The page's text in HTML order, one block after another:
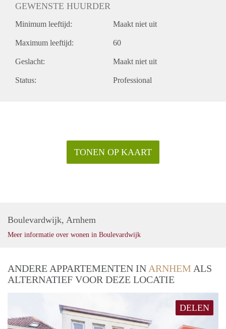
GEWENSTE HUURDER
Minimum leeftijd: Maakt niet uit
Maximum leeftijd: 60
Geslacht: Maakt niet uit
Status: Professional
TONEN OP KAART
Boulevardwijk, Arnhem
Meer informatie over wonen in Boulevardwijk
ANDERE APPARTEMENTEN IN ARNHEM ALS
ALTERNATIEF VOOR DEZE LOCATIE
DELEN